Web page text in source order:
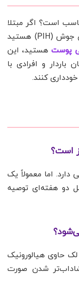
است؟ اگر مبتلا
به ملاسما، لک‌های ناشی از آفتاب، جای جوش (PIH) هستید
پوستهستید، این
باردار و افرادی با
کنند.
اما معمولاً یک
با فواصل دو هفته‌ای توصیه
حاوی هیالورونیک
شدن صورت